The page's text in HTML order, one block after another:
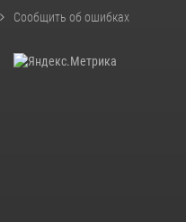
Сообщить об ошибках